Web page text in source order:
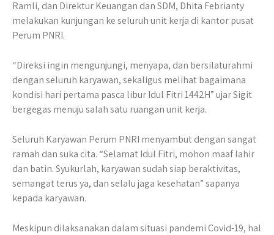
Ramli, dan Direktur Keuangan dan SDM, Dhita Febrianty
melakukan kunjungan ke seluruh unit kerja di kantor pusat
Perum PNRI.
“Direksi ingin mengunjungi, menyapa, dan bersilaturahmi
dengan seluruh karyawan, sekaligus melihat bagaimana
kondisi hari pertama pasca libur Idul Fitri 1442H” ujar Sigit
bergegas menuju salah satu ruangan unit kerja.
Seluruh Karyawan Perum PNRI menyambut dengan sangat
ramah dan suka cita. “Selamat Idul Fitri, mohon maaf lahir
dan batin. Syukurlah, karyawan sudah siap beraktivitas,
semangat terus ya, dan selalu jaga kesehatan” sapanya
kepada karyawan.
Meskipun dilaksanakan dalam situasi pandemi Covid-19, hal